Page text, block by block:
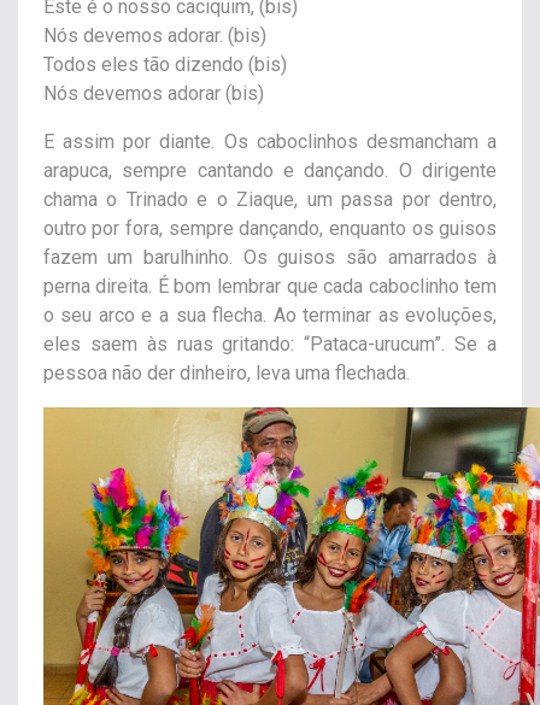
Este é o nosso caciquim, (bis)
Nós devemos adorar. (bis)
Todos eles tão dizendo (bis)
Nós devemos adorar (bis)
E assim por diante. Os caboclinhos desmancham a
arapuca, sempre cantando e dançando. O dirigente
chama o Trinado e o Ziaque, um passa por dentro,
outro por fora, sempre dançando, enquanto os guisos
fazem um barulhinho. Os guisos são amarrados à
perna direita. É bom lembrar que cada caboclinho tem
o seu arco e a sua flecha. Ao terminar as evoluções,
eles saem às ruas gritando: “Pataca-urucum”. Se a
pessoa não der dinheiro, leva uma flechada.